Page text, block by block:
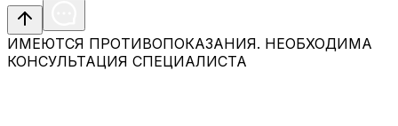
ИМЕЮТСЯ ПРОТИВОПОКАЗАНИЯ. НЕОБХОДИМА
КОНСУЛЬТАЦИЯ СПЕЦИАЛИСТА